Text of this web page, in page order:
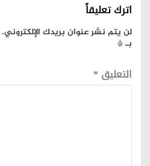
اترك تعليقاً
لن يتم نشر عنوان بريدك الإلكتروني.
بـ*
التعليق *